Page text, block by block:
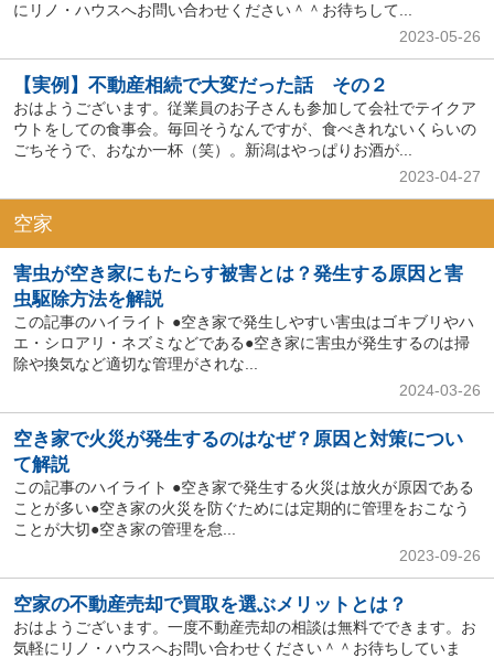
にリノ・ハウスへお問い合わせください＾＾お待ちして...
2023-05-26
【実例】不動産相続で大変だった話 その２
おはようございます。従業員のお子さんも参加して会社でテイクア
ウトをしての食事会。毎回そうなんですが、食べきれないくらいの
ごちそうで、おなか一杯（笑）。新潟はやっぱりお酒が...
2023-04-27
空家
害虫が空き家にもたらす被害とは？発生する原因と害
虫駆除方法を解説
この記事のハイライト ●空き家で発生しやすい害虫はゴキブリやハ
エ・シロアリ・ネズミなどである●空き家に害虫が発生するのは掃
除や換気など適切な管理がされな...
2024-03-26
空き家で火災が発生するのはなぜ？原因と対策につい
て解説
この記事のハイライト ●空き家で発生する火災は放火が原因である
ことが多い●空き家の火災を防ぐためには定期的に管理をおこなう
ことが大切●空き家の管理を怠...
2023-09-26
空家の不動産売却で買取を選ぶメリットとは？
おはようございます。一度不動産売却の相談は無料でできます。お
気軽にリノ・ハウスへお問い合わせください＾＾お待ちしていま